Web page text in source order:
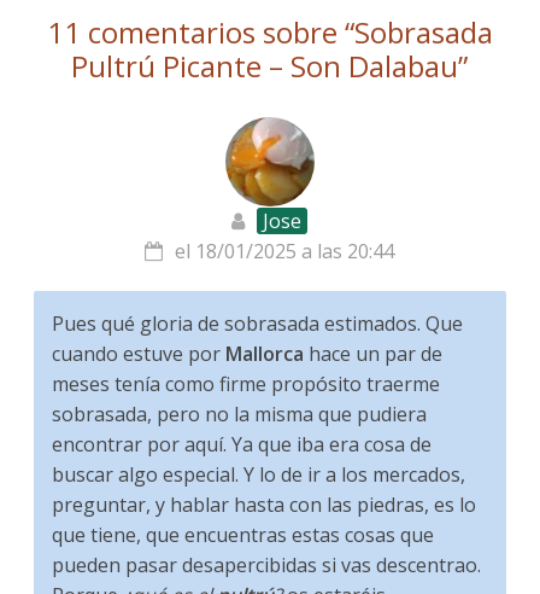
11 comentarios sobre “Sobrasada
Pultrú Picante – Son Dalabau”
Jose
el 18/01/2025 a las 20:44
Pues qué gloria de sobrasada estimados. Que
cuando estuve por Mallorca hace un par de
meses tenía como firme propósito traerme
sobrasada, pero no la misma que pudiera
encontrar por aquí. Ya que iba era cosa de
buscar algo especial. Y lo de ir a los mercados,
preguntar, y hablar hasta con las piedras, es lo
que tiene, que encuentras estas cosas que
pueden pasar desapercibidas si vas descentrao.